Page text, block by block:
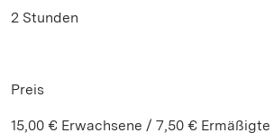
2 Stunden
Preis
15,00 € Erwachsene / 7,50 € Ermäßigte